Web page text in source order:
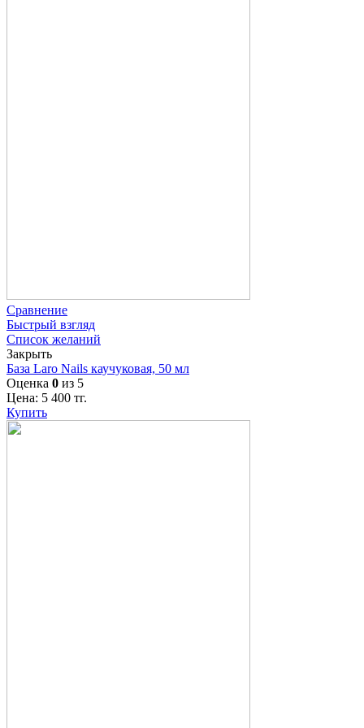
Сравнение
Быстрый взгляд
Список желаний
Закрыть
База Laro Nails каучуковая, 50 мл
Оценка 0 из 5
Цена: 5 400 тг.
Купить